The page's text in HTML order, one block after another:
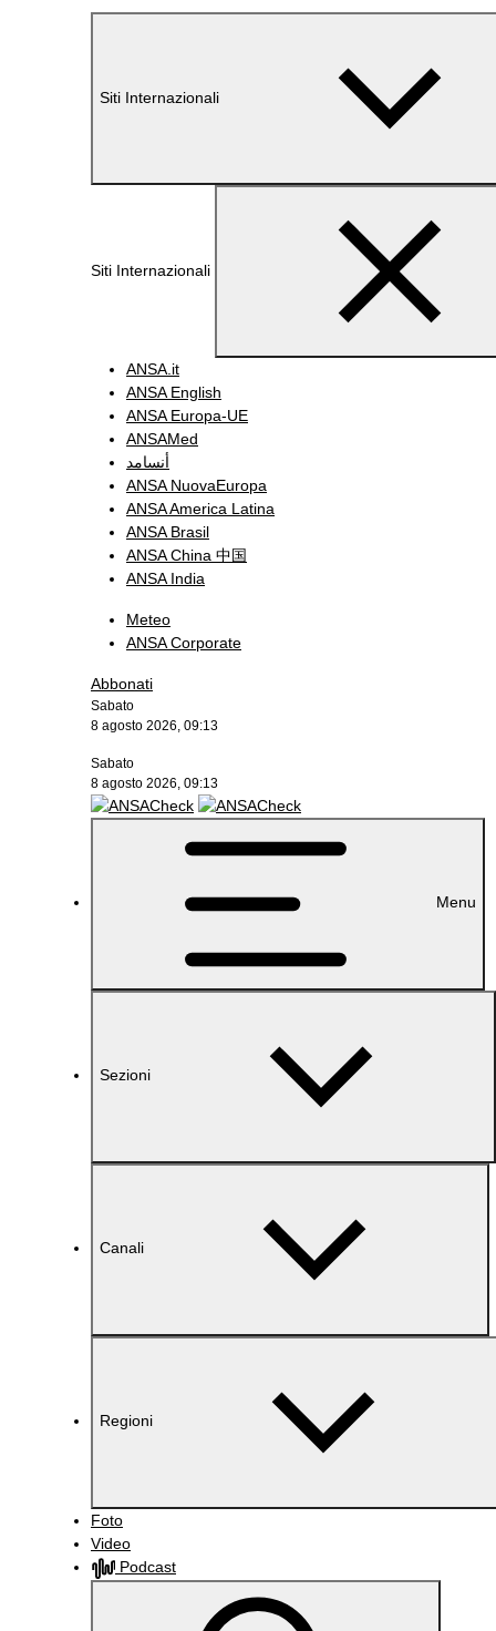
Siti Internazionali
Siti Internazionali
ANSA.it
ANSA English
ANSA Europa-UE
ANSAMed
أنسامد
ANSA NuovaEuropa
ANSA America Latina
ANSA Brasil
ANSA China 中国
ANSA India
Meteo
ANSA Corporate
Abbonati
Sabato
8 agosto 2026, 09:13
Sabato
8 agosto 2026, 09:13
Menu
Sezioni
Canali
Regioni
Foto
Video
Podcast